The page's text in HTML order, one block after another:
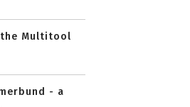
Multitool
- a